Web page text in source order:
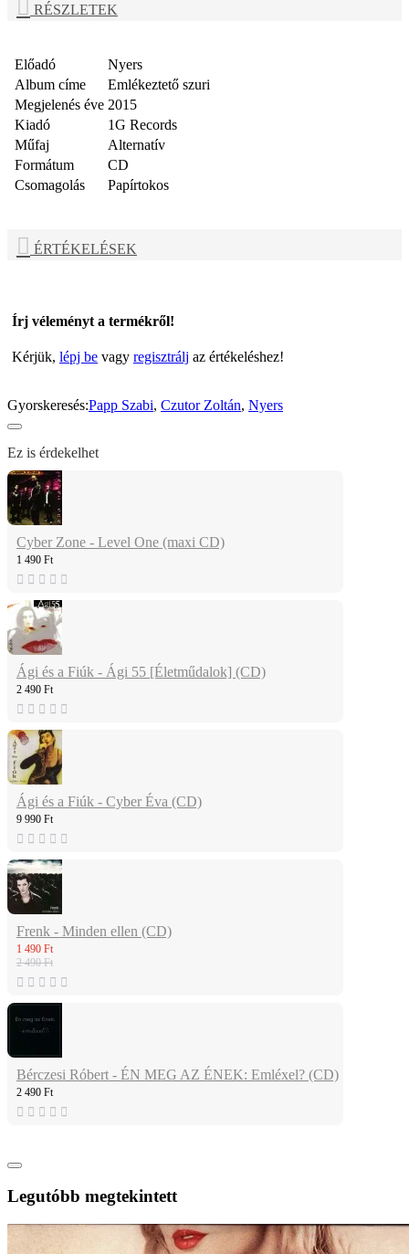
RÉSZLETEK
Előadó
Nyers
Album címe
Emlékeztető szuri
Megjelenés éve 2015
Kiadó
1G Records
Műfaj
Alternatív
Formátum
CD
Csomagolás
Papírtokos
ÉRTÉKELÉSEK
Írj véleményt a termékről!
Kérjük, lépj be vagy regisztrálj az értékeléshez!
Gyorskeresés:Papp Szabi, Czutor Zoltán, Nyers
Ez is érdekelhet
Cyber Zone - Level One (maxi CD)
1 490 Ft
Ági és a Fiúk - Ági 55 [Életműdalok] (CD)
2 490 Ft
Ági és a Fiúk - Cyber Éva (CD)
9 990 Ft
Frenk - Minden ellen (CD)
1 490 Ft
2 490 Ft
Bérczesi Róbert - ÉN MEG AZ ÉNEK: Emléxel? (CD)
2 490 Ft
Legutóbb megtekintett